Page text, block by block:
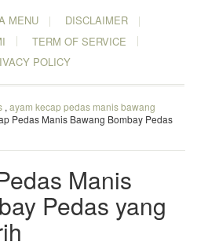
MENU
DISCLAIMER
TERM OF SERVICE
POLICY
, ayam kecap pedas manis bawang
Pedas Manis Bawang Bombay Pedas
Manis
Pedas yang